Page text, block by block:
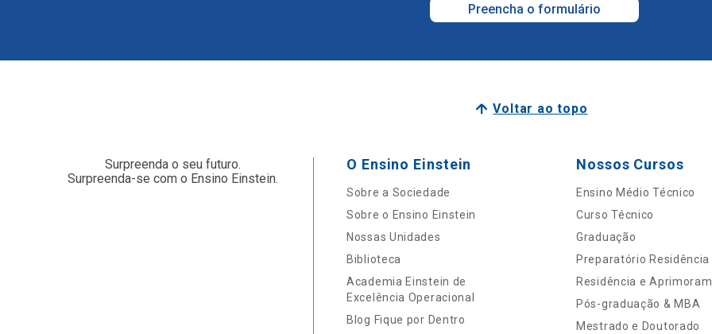
Preencha o formulário
Voltar ao topo
Surpreenda o seu futuro.
Surpreenda-se com o Ensino Einstein.
O Ensino Einstein
Sobre a Sociedade
Sobre o Ensino Einstein
Nossas Unidades
Biblioteca
Academia Einstein de
Excelência Operacional
Blog Fique por Dentro
Nossos Cursos
Ensino Médio Técnico
Curso Técnico
Graduação
Preparatório Residência
Residência e
Pós-graduação & MBA
Mestrado e Doutorado